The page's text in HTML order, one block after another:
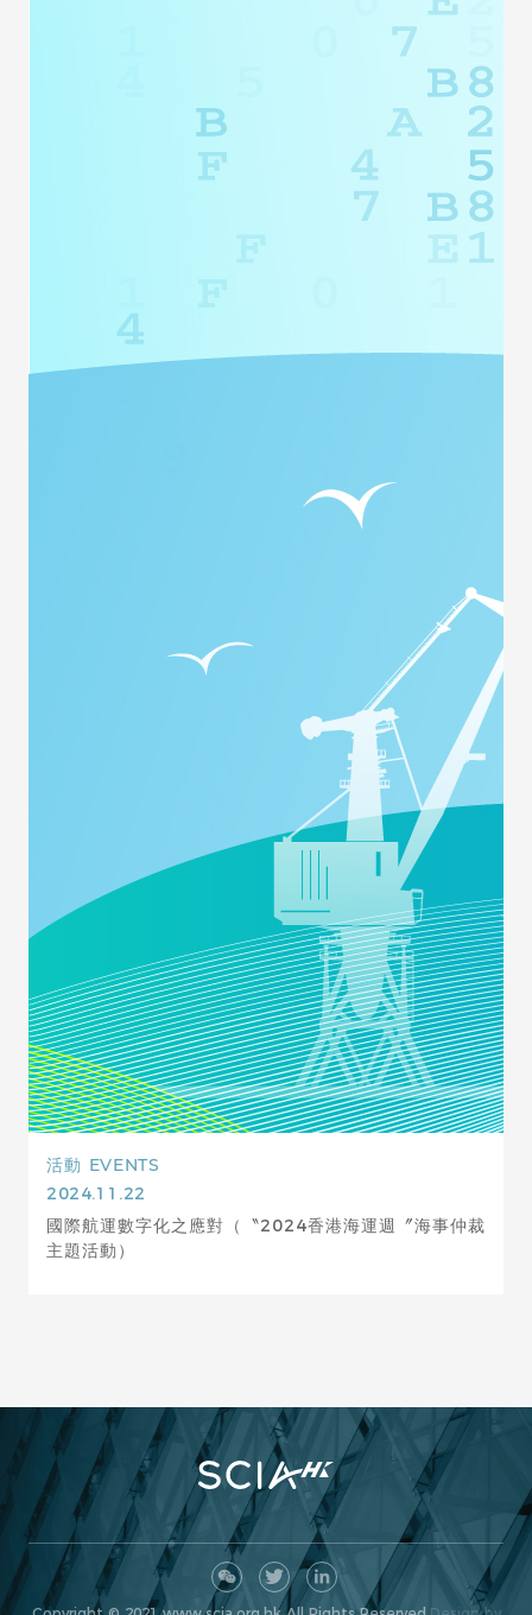
活動 EVENTS
2024.11.22
國際航運數字化之應對（〝2024香港海運週〞海事仲裁
主題活動）